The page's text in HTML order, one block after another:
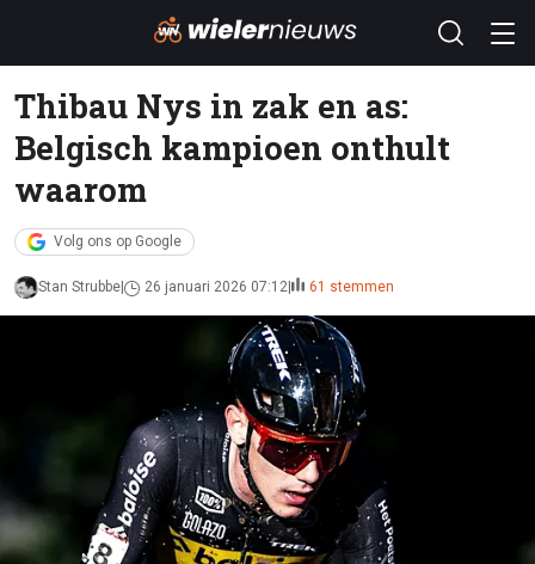
Thibau Nys in zak en as:
Belgisch kampioen onthult
waarom
Volg ons op Google
Stan Strubbe 26 januari 2026 07:12 61 stemmen